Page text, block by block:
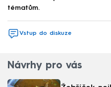
tématům.
Vstup do diskuze
Návrhy pro vás